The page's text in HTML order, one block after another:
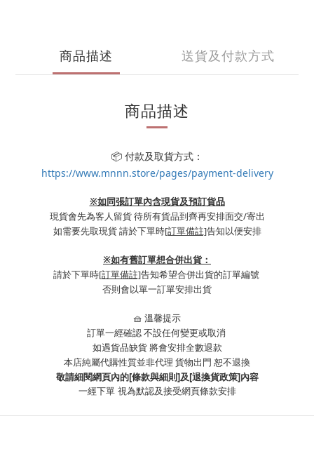
商品描述 送貨及付款方式
商品描述
📦 付款及取貨方式：
https://www.mnnn.store/pages/payment-delivery
※如同張訂單內含現貨及預訂貨品
現貨會先為客人留貨 待所有貨品到齊再安排面交/寄出
如需要先取現貨 請於下單時[訂單備註]告知以便安排
※如有舊訂單想合併出貨：
請於下單時[訂單備註]告知希望合併出貨的訂單編號
否則會以單一訂單安排出貨
🧺 溫馨提示
訂單一經確認 不設任何變更或取消
如遇貨品缺貨 將會安排全數退款
本店純屬代購性質並非代理 貨物出門 恕不退換
敬請細閱網頁內的[條款與細則]及[退換貨政策]內容
一經下單 視為默認及接受網頁條款安排